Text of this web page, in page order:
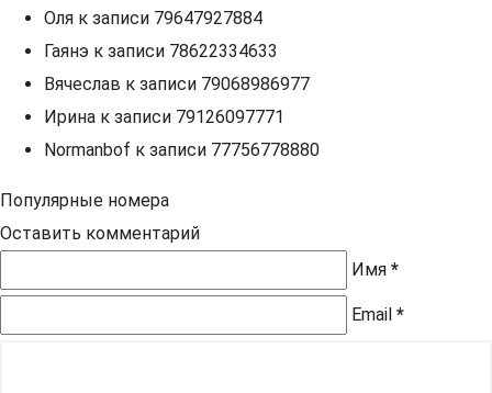
Оля к записи 79647927884
Гаянэ к записи 78622334633
Вячеслав к записи 79068986977
Ирина к записи 79126097771
Normanbof к записи 77756778880
Популярные номера
Оставить комментарий
Имя *
Email *